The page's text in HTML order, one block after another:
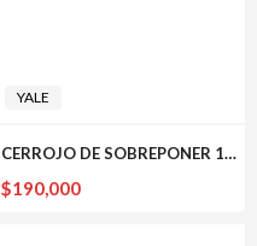
YALE
CERROJO DE SOBREPONER 1010 PLUS YALE
$190,000